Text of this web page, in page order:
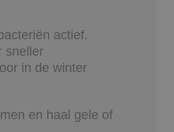
actief.
sneller
in de winter
en haal gele of